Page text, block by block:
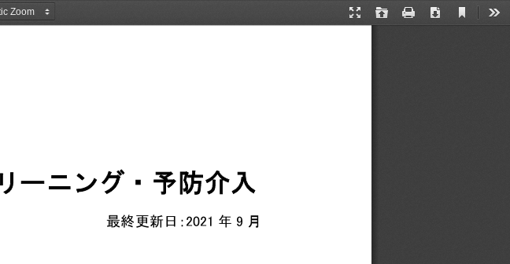
Presentation
Open Print Download
Current
ーニング・予防介入
最終更新日：2021 年 9 月